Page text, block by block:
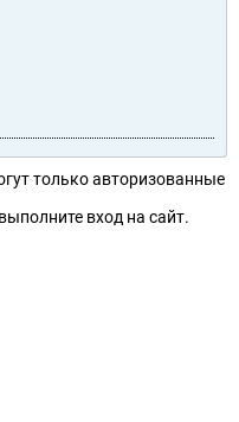
только авторизованные
вход на сайт.